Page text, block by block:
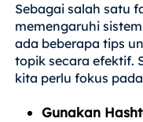
Sebagai salah satu
memengaruhi
ada beberapa tips
topik secara efektif.
kita perlu fokus
Gunakan